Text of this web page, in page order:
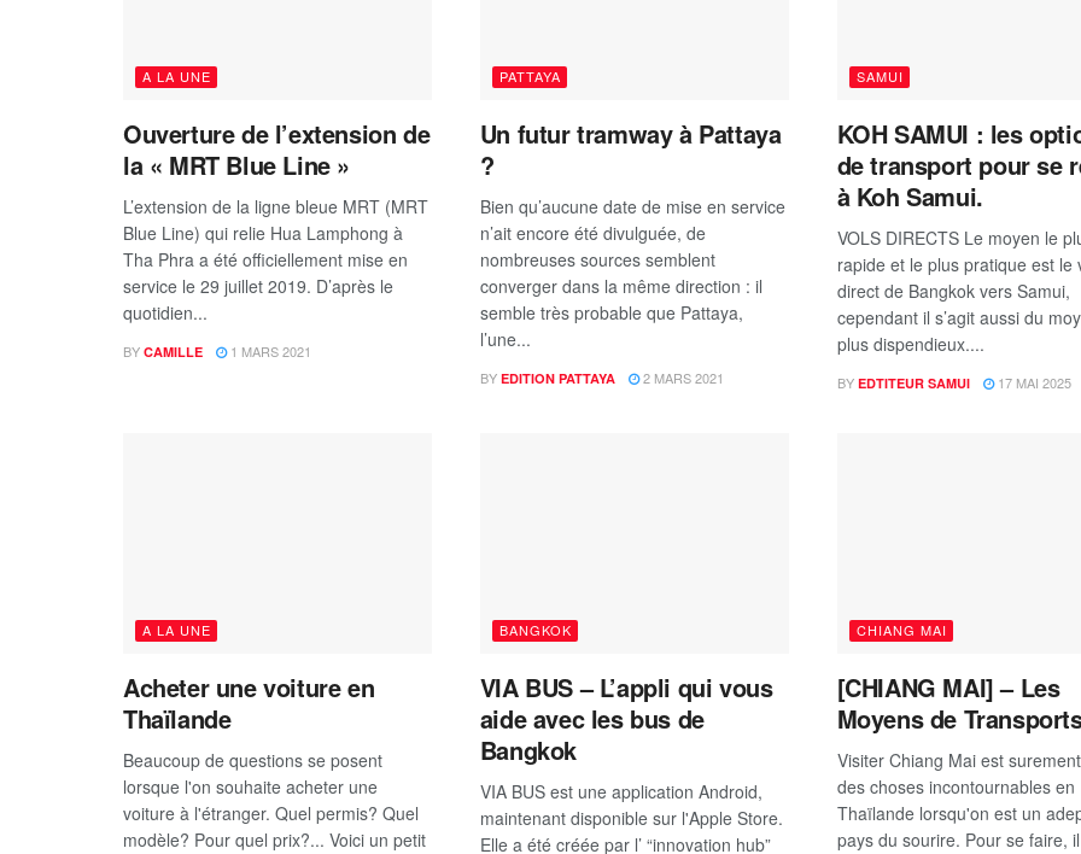
A LA UNE
Ouverture de l’extension de
la « MRT Blue Line »
L’extension de la ligne bleue MRT (MRT
Blue Line) qui relie Hua Lamphong à
Tha Phra a été officiellement mise en
service le 29 juillet 2019. D’après le
quotidien...
BY CAMILLE 1 MARS 2021
PATTAYA
Un futur tramway à Pattaya
?
Bien qu’aucune date de mise en service
n’ait encore été divulguée, de
nombreuses sources semblent
converger dans la même direction : il
semble très probable que Pattaya,
l’une...
BY EDITION PATTAYA 2 MARS 2021
SAMUI
KOH SAMUI : les
de transport pour se
à Koh Samui.
VOLS DIRECTS Le moyen le
rapide et le plus pratique est le
direct de Bangkok vers Samui,
cependant il s’agit aussi du
plus dispendieux....
BY EDTITEUR SAMUI 17 MAI 2025
A LA UNE
Acheter une voiture en
Thaïlande
Beaucoup de questions se posent
lorsque l'on souhaite acheter une
voiture à l'étranger. Quel permis? Quel
modèle? Pour quel prix?... Voici un petit
BANGKOK
VIA BUS – L’appli qui vous
aide avec les bus de
Bangkok
VIA BUS est une application Android,
maintenant disponible sur l'Apple Store.
Elle a été créée par l’ “innovation hub”
CHIANG MAI
[CHIANG MAI] – Les
Moyens de
Visiter Chiang Mai est
des choses incontournables en
Thaïlande lorsqu'on est un
pays du sourire. Pour se faire,